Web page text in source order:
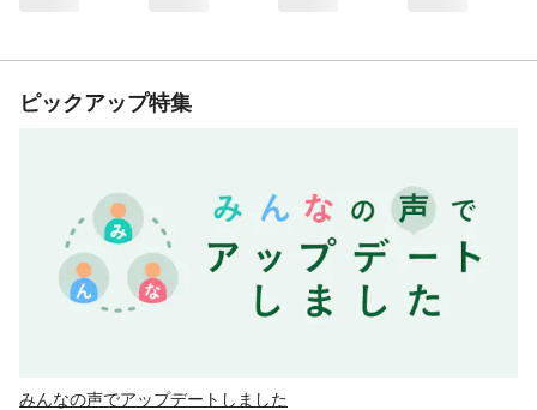
ピックアップ特集
みんなの声でアップデートしました